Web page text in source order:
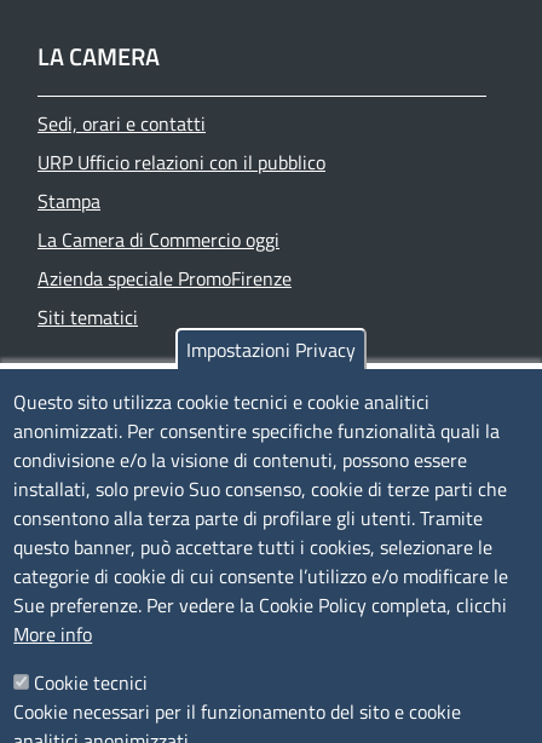
LA CAMERA
Sedi, orari e contatti
URP Ufficio relazioni con il pubblico
Stampa
La Camera di Commercio oggi
Azienda speciale PromoFirenze
Siti tematici
TRASPARENZA
Albo Online
Amministrazione trasparente
Bandi e concorsi
Segnalazioni Whistleblowing
Accessibilità
IBAN e pagamenti informatici
Informative privacy e cookie
Verifiche PA
Impostazioni Privacy
Questo sito utilizza cookie tecnici e cookie analitici
anonimizzati. Per consentire specifiche funzionalità quali la
condivisione e/o la visione di contenuti, possono essere
installati, solo previo Suo consenso, cookie di terze parti che
consentono alla terza parte di profilare gli utenti. Tramite
questo banner, può accettare tutti i cookies, selezionare le
categorie di cookie di cui consente l’utilizzo e/o modificare le
Sue preferenze. Per vedere la Cookie Policy completa, clicchi
More info
Cookie tecnici
Cookie necessari per il funzionamento del sito e cookie